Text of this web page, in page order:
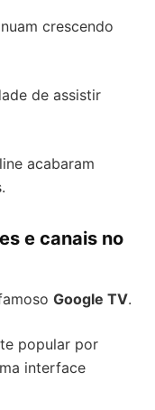
crescendo
de assistir
acabaram
e canais no
Google TV.
popular por
interface